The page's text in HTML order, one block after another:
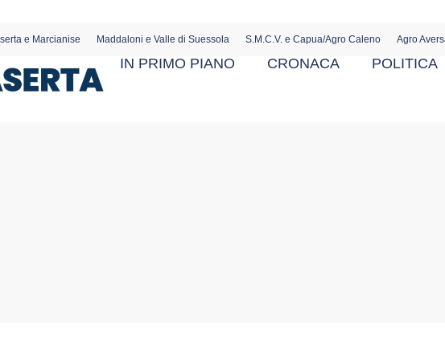
e Marcianise Maddaloni e Valle di Suessola S.M.C.V. e Capua/Agro Caleno Agro
IN PRIMO PIANO CRONACA POLITICA